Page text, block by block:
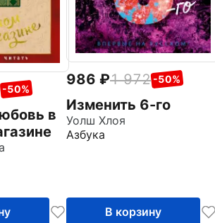
-50%
в
986 1 972 -50%
Изменить 6-го
Уолш Хлоя
Азбука
В корзину